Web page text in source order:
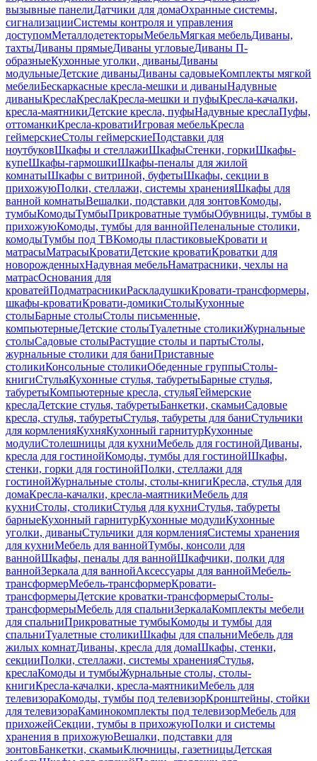
вызывные панелиДатчики для домаОхранные системы,
сигнализацииСистемы контроля и управления
доступомМеталлодетекторыМебельМягкая мебельДиваны,
тахтыДиваны прямыеДиваны угловыеДиваны П-
образныеКухонные уголки, диваныДиваны
модульныеДетские диваныДиваны садовыеКомплекты мягкой
мебелиБескаркасные кресла-мешки и диваныНадувные
диваныКреслаКреслаКресла-мешки и пуфыКресла-качалки,
кресла-маятникиДетские кресла, пуфыНадувные креслаПуфы,
оттоманкиКресла-кроватиИгровая мебельКресла
геймерскиеСтолы геймерскиеПодставки для
ноутбуковШкафы и стеллажиШкафыСтенки, горкиШкафы-
купеШкафы-гармошкиШкафы-пеналы для жилой
комнатыШкафы с витриной, буфетыШкафы, секции в
прихожуюПолки, стеллажи, системы храненияШкафы для
ванной комнатыВешалки, подставки для зонтовКомоды,
тумбыКомодыТумбыПрикроватные тумбыОбувницы, тумбы в
прихожуюКомоды, тумбы для ваннойПеленальные столики,
комодыТумбы под ТВКомоды пластиковыеКровати и
матрасыМатрасыКроватиДетские кроватиКроватки для
новорожденныхНадувная мебельНаматрасники, чехлы на
матрасОснования для
кроватейПодматрасникиРаскладушкиКровати-трансформеры,
шкафы-кроватиКровати-домикиСтолыКухонные
столыБарные столыСтолы письменные,
компьютерныеДетские столыТуалетные столикиЖурнальные
столыСадовые столыРастущие столы и партыСтолы,
журнальные столики для баниПриставные
столикиКонсольные столикиОбеденные группыСтолы-
книгиСтульяКухонные стулья, табуретыБарные стулья,
табуретыКомпьютерные кресла, стульяГеймерские
креслаДетские стулья, табуретыБанкетки, скамьиСадовые
кресла, стулья, табуретыСтулья, табуреты для баниСтульчики
для кормленияКухняКухонный гарнитурКухонные
модулиСтолешницы для кухниМебель для гостинойДиваны,
кресла для гостинойКомоды, тумбы для гостинойШкафы,
стенки, горки для гостинойПолки, стеллажи для
гостинойЖурнальные столы, столы-книгиКресла, стулья для
домаКресла-качалки, кресла-маятникиМебель для
кухниСтолы, столикиСтулья для кухниСтулья, табуреты
барныеКухонный гарнитурКухонные модулиКухонные
уголки, диваныСтульчики для кормленияСистемы хранения
для кухниМебель для ваннойТумбы, консоли для
ваннойШкафы, пеналы для ваннойШкафчики, полки для
ваннойЗеркала для ваннойАксессуары для ваннойМебель-
трансформерМебель-трансформерКровати-
трансформерыДетские кроватки-трансформерыСтолы-
трансформерыМебель для спальниЗеркалаКомплекты мебели
для спальниПрикроватные тумбыКомоды и тумбы для
спальниТуалетные столикиШкафы для спальниМебель для
жилых комнатДиваны, кресла для домаШкафы, стенки,
секцииПолки, стеллажи, системы храненияСтулья,
креслаКомоды и тумбыЖурнальные столы, столы-
книгиКресла-качалки, кресла-маятникиМебель для
телевизораКомоды, тумбы под телевизорКронштейны, стойки
для телевизораКаминокомплекты под телевизорМебель для
прихожейСекции, тумбы в прихожуюПолки и системы
хранения в прихожуюВешалки, подставки для
зонтовБанкетки, скамьиКлючницы, газетницыДетская